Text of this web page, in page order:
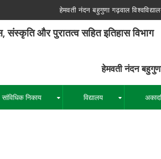
हेमवती नंदन बहुगुणा गढ़वाल
संस्कृति और पुरातत्व सहित इतिहास विभाग
नंदन बहुगुणा गढ़वाल
केंद्रीय
सांविधिक निकाय विद्यालय